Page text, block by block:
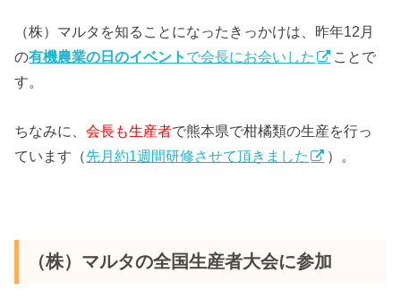
（株）マルタを知ることになったきっかけは、昨年12月
の有機農業の日のイベント で会長にお会いした
ことで
す。
ちなみに、会長も生産者で熊本県で柑橘類の生産を行っ
ています（先月約1週間研修させて頂きました ）。
（株）マルタの全国生産者大会に参加